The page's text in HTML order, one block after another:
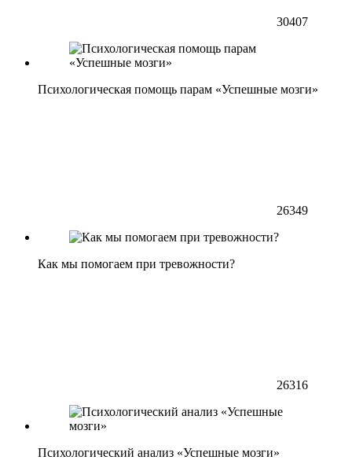
30407
Психологическая помощь парам «Успешные мозги»
26349
Как мы помогаем при тревожности?
26316
Психологический анализ «Успешные мозги»